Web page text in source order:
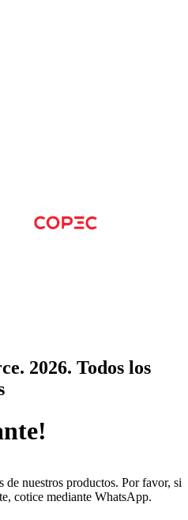
2026. Todos los
de nuestros productos. Por favor, si
cotice mediante WhatsApp.